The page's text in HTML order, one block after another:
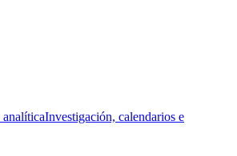
analíticaInvestigación, calendarios e